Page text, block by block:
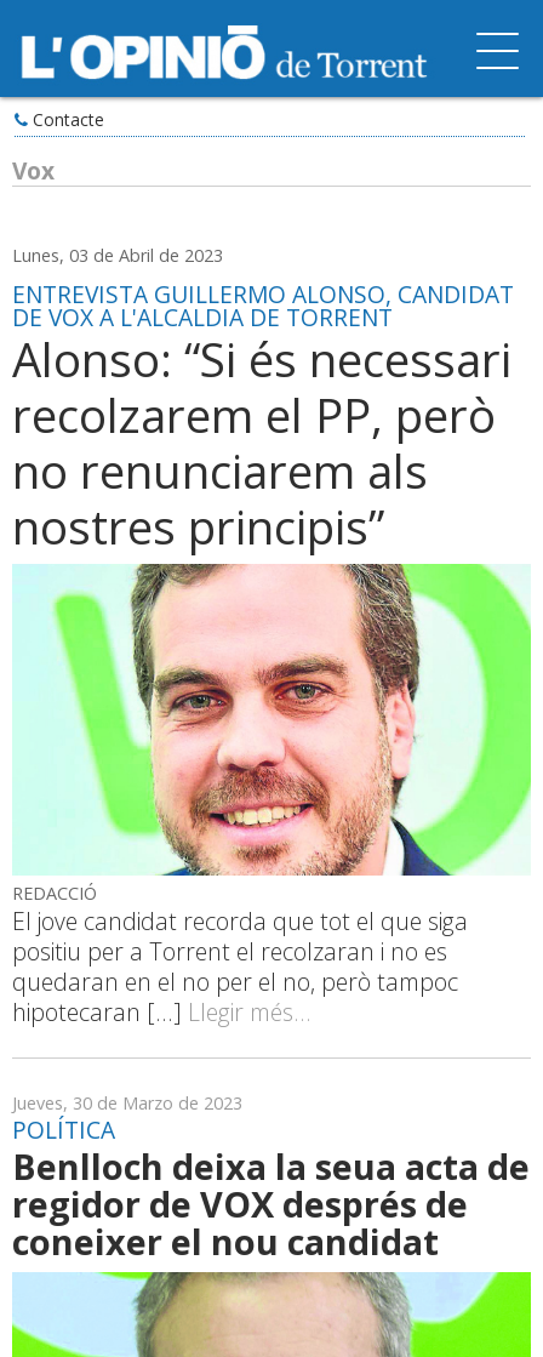
Contacte
Vox
Lunes, 03 de Abril de 2023
ENTREVISTA GUILLERMO ALONSO, CANDIDAT
DE VOX A L'ALCALDIA DE TORRENT
Alonso: “Si és necessari
recolzarem el PP, però
no renunciarem als
nostres principis”
REDACCIÓ
El jove candidat recorda que tot el que siga
positiu per a Torrent el recolzaran i no es
quedaran en el no per el no, però tampoc
hipotecaran [...] Llegir més...
Jueves, 30 de Marzo de 2023
POLÍTICA
Benlloch deixa la seua acta de
regidor de VOX després de
coneixer el nou candidat